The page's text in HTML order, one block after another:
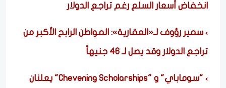
انخفاض أسعار السلع رغم تراجع الدولار
سمير رؤوف لـ«العقارية»: المواطن الرابح الأكبر من
تراجع الدولار وقد يصل لـ 46 جنيهاً
"سوماباي" و "Chevening Scholarships" يعلنان